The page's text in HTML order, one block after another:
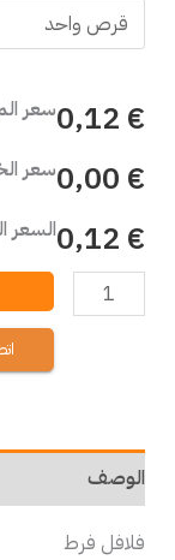
سعر € 0,12
سعر € 0,00
السعر € 0,12
الوصف
فلافل فرط